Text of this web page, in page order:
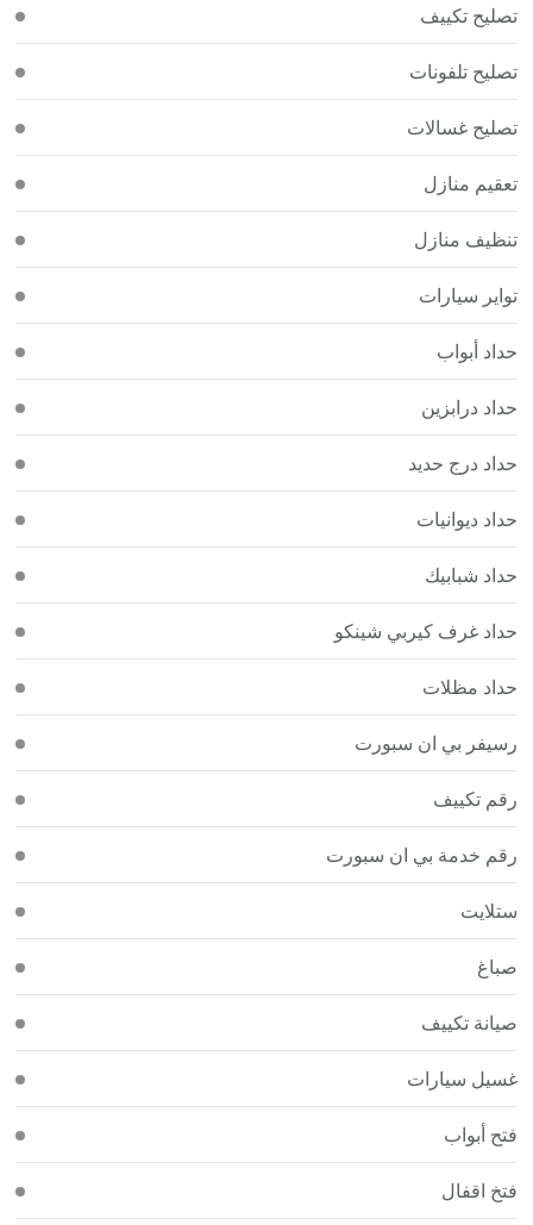
تصليح تكييف
تصليح تلفونات
تصليح غسالات
تعقيم منازل
تنظيف منازل
تواير سيارات
حداد أبواب
حداد درابزين
حداد درج حديد
حداد ديوانيات
حداد شبابيك
حداد غرف كيربي شينكو
حداد مظلات
رسيفر بي ان سبورت
رقم تكييف
رقم خدمة بي ان سبورت
ستلايت
صباغ
صيانة تكييف
غسيل سيارات
فتح أبواب
فتخ اقفال